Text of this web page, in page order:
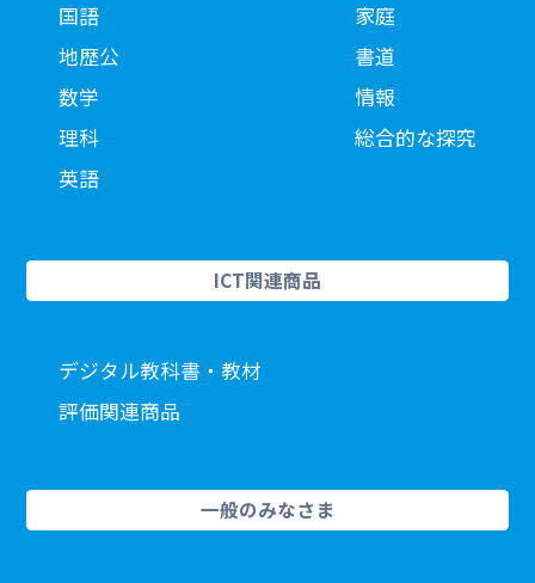
国語
地歴公
数学
理科
英語
家庭
書道
情報
総合的な探究
ICT関連商品
デジタル教科書・教材
評価関連商品
一般のみなさま